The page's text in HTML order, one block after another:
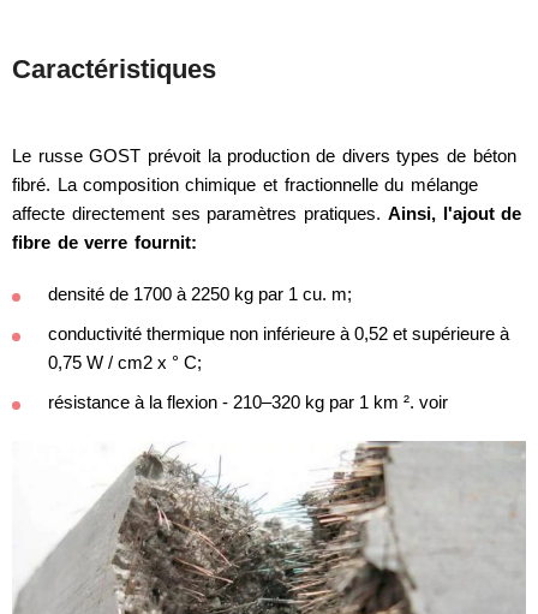
Caractéristiques
Le russe GOST prévoit la production de divers types de béton
fibré. La composition chimique et fractionnelle du mélange
affecte directement ses paramètres pratiques. Ainsi, l'ajout de
fibre de verre fournit:
densité de 1700 à 2250 kg par 1 cu. m;
conductivité thermique non inférieure à 0,52 et supérieure à
0,75 W / cm2 x ° С;
résistance à la flexion - 210–320 kg par 1 km ². voir